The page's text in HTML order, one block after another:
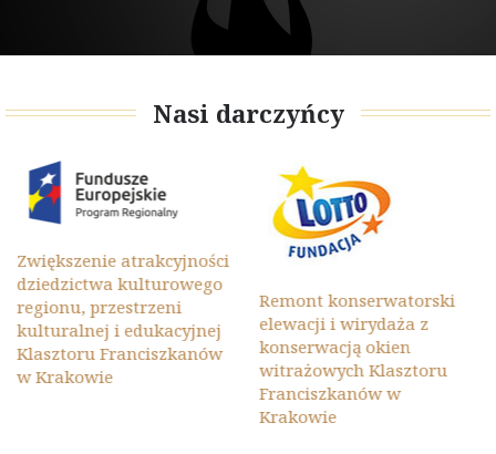
Nasi darczyńcy
Zwiększenie atrakcyjności
dziedzictwa kulturowego
regionu, przestrzeni
kulturalnej i edukacyjnej
Klasztoru Franciszkanów
w Krakowie
Remont konserwatorski
elewacji i wirydaża z
konserwacją okien
witrażowych Klasztoru
Franciszkanów w
Krakowie